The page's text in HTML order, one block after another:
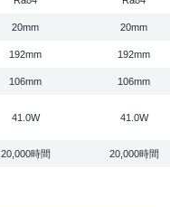
20mm 20mm
192mm 192mm
106mm 106mm
41.0W 41.0W
20,000時間 20,000時間